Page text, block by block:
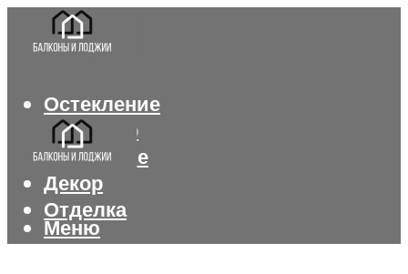
Остекление
Интерьер
Утепление
Декор
Отделка
Меню